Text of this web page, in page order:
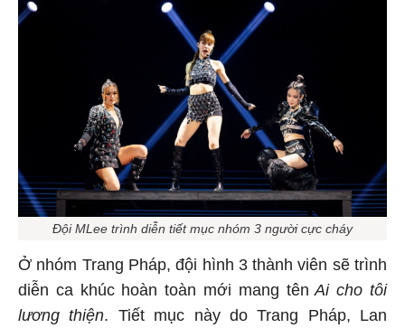
Đội MLee trình diễn tiết mục nhóm 3 người cực cháy
Ở nhóm Trang Pháp, đội hình 3 thành viên sẽ trình
diễn ca khúc hoàn toàn mới mang tên Ai cho tôi
lương thiện . Tiết mục này do Trang Pháp, Lan